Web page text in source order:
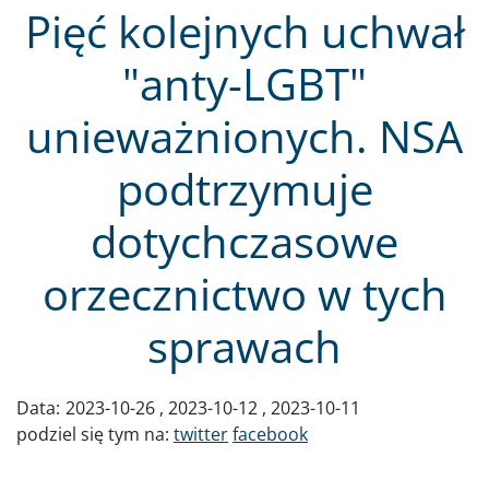
Pięć kolejnych uchwał
"anty-LGBT"
unieważnionych. NSA
podtrzymuje
dotychczasowe
orzecznictwo w tych
sprawach
Data: 2023-10-26 2023-10-12 2023-10-11
podziel się tym na: twitterfacebook